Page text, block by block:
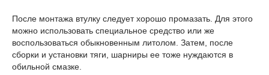
После монтажа втулку следует хорошо промазать. Для этого
можно использовать специальное средство или же
воспользоваться обыкновенным литолом. Затем, после
сборки и установки тяги, шарниры ее тоже нуждаются в
обильной смазке.